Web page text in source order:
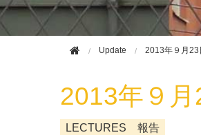
Update 2013年９月
2013年９
LECTURES 報告